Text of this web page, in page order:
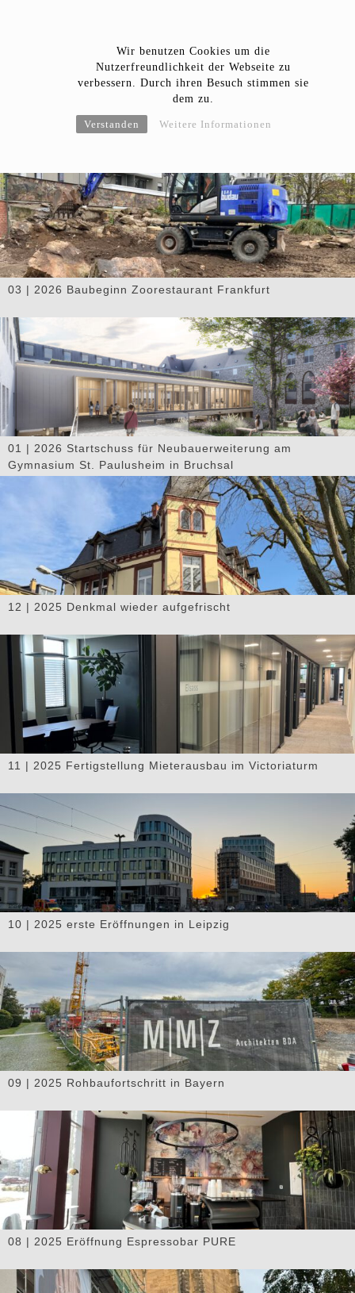
Wir benutzen Cookies um die
Nutzerfreundlichkeit der Webseite zu
verbessern. Durch ihren Besuch stimmen sie
dem zu.
Verstanden Weitere Informationen
04 | 2026 Eröffnung Bucherer Store Stuttgart
03 | 2026 Baubeginn Zoorestaurant Frankfurt
01 | 2026 Startschuss für Neubauerweiterung am
Gymnasium St. Paulusheim in Bruchsal
12 | 2025 Denkmal wieder aufgefrischt
11 | 2025 Fertigstellung Mieterausbau im Victoriaturm
10 | 2025 erste Eröffnungen in Leipzig
09 | 2025 Rohbaufortschritt in Bayern
08 | 2025 Eröffnung Espressobar PURE